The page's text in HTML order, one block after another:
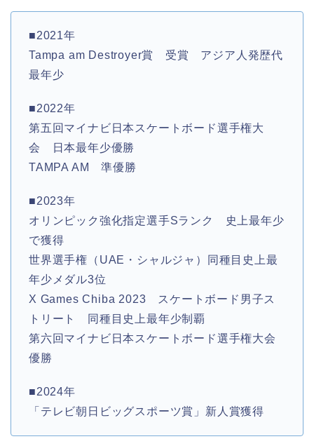
■2021年
Tampa am Destroyer賞 受賞 アジア人発歴代
最年少
■2022年
第五回マイナビ日本スケートボード選手権大
会 日本最年少優勝
TAMPA AM 準優勝
■2023年
オリンピック強化指定選手Sランク 史上最年少
で獲得
世界選手権（UAE・シャルジャ）同種目史上最
年少メダル3位
X Games Chiba 2023 スケートボード男子ス
トリート 同種目史上最年少制覇
第六回マイナビ日本スケートボード選手権大会
優勝
■2024年
「テレビ朝日ビッグスポーツ賞」新人賞獲得